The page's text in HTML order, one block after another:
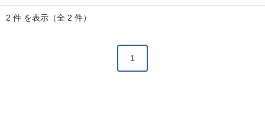
2 件 を表示（全 2 件）
1